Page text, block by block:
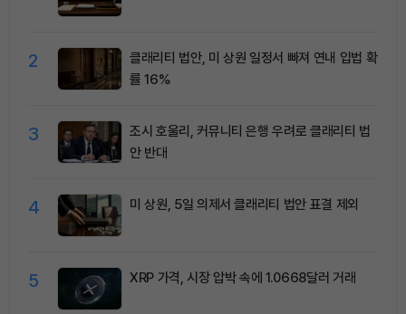
2
클래리티 법안, 미 상원 일정서 빠져 연내 입법 확
률 16%
3
조시 호울리, 커뮤니티 은행 우려로 클래리티 법
안 반대
4 미 상원, 5일 의제서 클래리티 법안 표결 제외
5 XRP 가격, 시장 압박 속에 1.0668달러 거래